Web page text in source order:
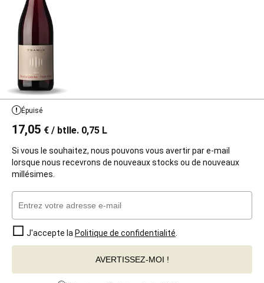
Épuisé
17,05 € / btlle. 0,75 L
Si vous le souhaitez, nous pouvons vous avertir par e-mail
lorsque nous recevrons de nouveaux stocks ou de nouveaux
millésimes.
J'accepte la Politique de confidentialité
AVERTISSEZ-MOI !